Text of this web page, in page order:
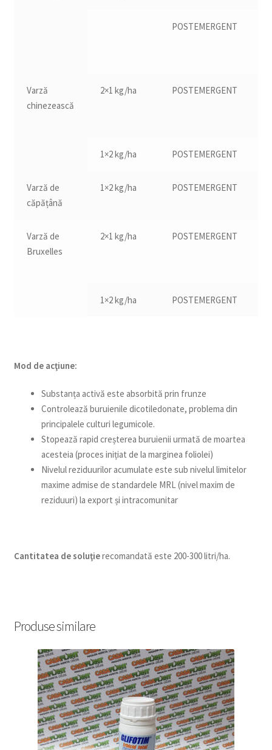
POSTEMERGENT
Varză
chinezească
2×1 kg/ha POSTEMERGENT
1×2 kg/ha POSTEMERGENT
Varză de
căpățână
1×2 kg/ha POSTEMERGENT
Varză de
Bruxelles
2×1 kg/ha POSTEMERGENT
1×2 kg/ha POSTEMERGENT
Mod de acţiune:
Substanța activă este absorbită prin frunze
Controlează buruienile dicotiledonate, problema din
principalele culturi legumicole.
Stopează rapid creșterea buruienii urmată de moartea
acesteia (proces inițiat de la marginea foliolei)
Nivelul reziduurilor acumulate este sub nivelul limitelor
maxime admise de standardele MRL (nivel maxim de
reziduuri) la export și intracomunitar
Cantitatea de soluţierecomandată este 200-300 litri/ha.
Produse similare